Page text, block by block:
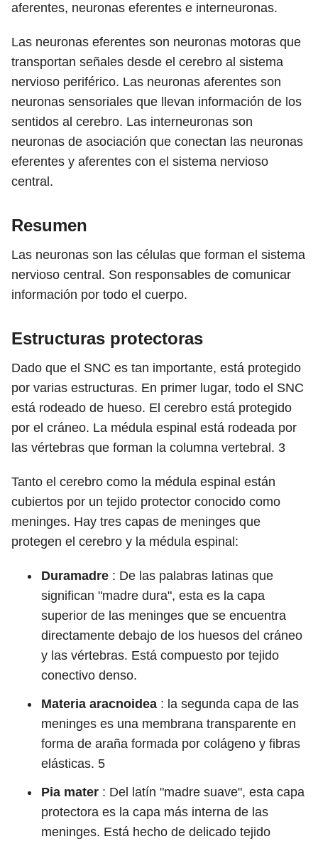
aferentes, neuronas eferentes e interneuronas.
Las neuronas eferentes son neuronas motoras que
transportan señales desde el cerebro al sistema
nervioso periférico. Las neuronas aferentes son
neuronas sensoriales que llevan información de los
sentidos al cerebro. Las interneuronas son
neuronas de asociación que conectan las neuronas
eferentes y aferentes con el sistema nervioso
central.
Resumen
Las neuronas son las células que forman el sistema
nervioso central. Son responsables de comunicar
información por todo el cuerpo.
Estructuras protectoras
Dado que el SNC es tan importante, está protegido
por varias estructuras. En primer lugar, todo el SNC
está rodeado de hueso. El cerebro está protegido
por el cráneo. La médula espinal está rodeada por
las vértebras que forman la columna vertebral. 3
Tanto el cerebro como la médula espinal están
cubiertos por un tejido protector conocido como
meninges. Hay tres capas de meninges que
protegen el cerebro y la médula espinal:
Duramadre : De las palabras latinas que
significan "madre dura", esta es la capa
superior de las meninges que se encuentra
directamente debajo de los huesos del cráneo
y las vértebras. Está compuesto por tejido
conectivo denso.
Materia aracnoidea : la segunda capa de las
meninges es una membrana transparente en
forma de araña formada por colágeno y fibras
elásticas. 5
Pia mater : Del latín "madre suave", esta capa
protectora es la capa más interna de las
meninges. Está hecho de delicado tejido